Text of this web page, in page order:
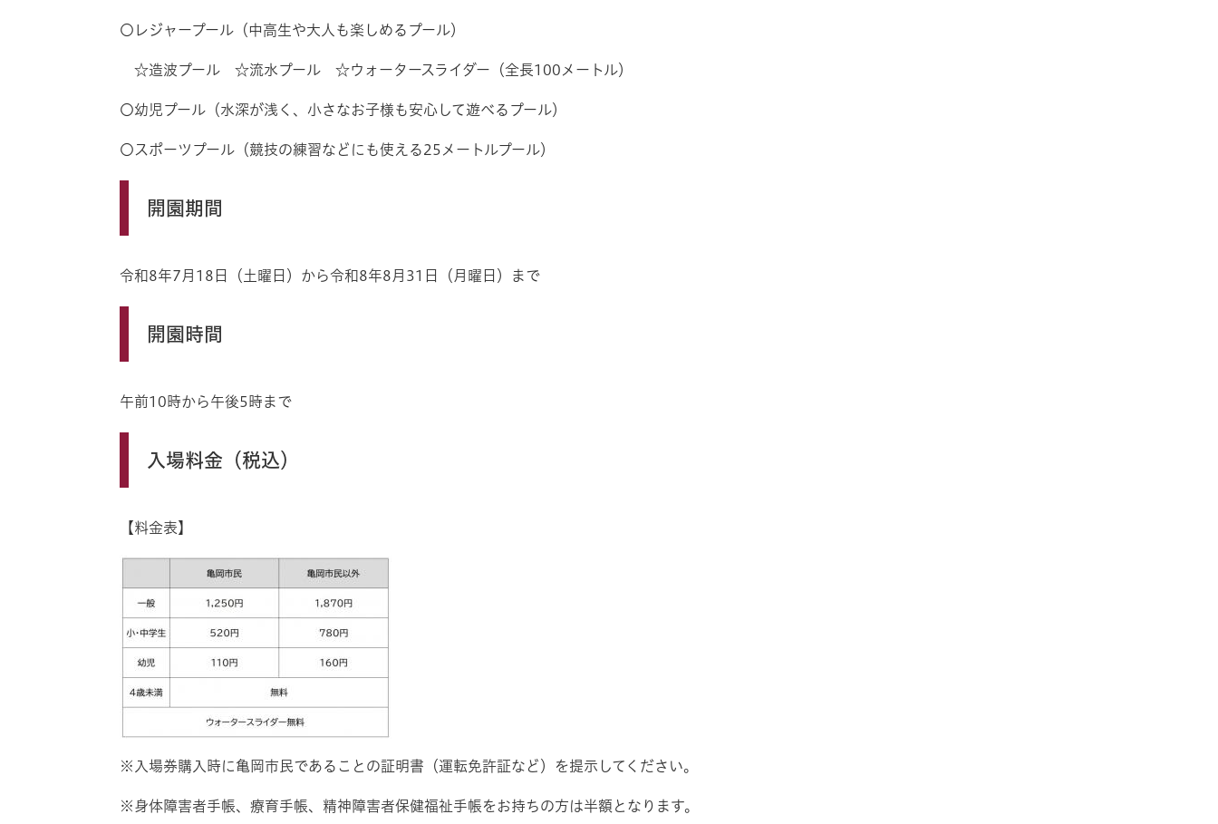
〇レジャープール（中高生や大人も楽しめるプール）
☆造波プール ☆流水プール ☆ウォータースライダー（全長100メートル）
〇幼児プール（水深が浅く、小さなお子様も安心して遊べるプール）
〇スポーツプール（競技の練習などにも使える25メートルプール）
開園期間
令和8年7月18日（土曜日）から令和8年8月31日（月曜日）まで
開園時間
午前10時から午後5時まで
入場料金（税込）
【料金表】
※入場券購入時に亀岡市民であることの証明書（運転免許証など）を提示してください。
※身体障害者手帳、療育手帳、精神障害者保健福祉手帳をお持ちの方は半額となります。